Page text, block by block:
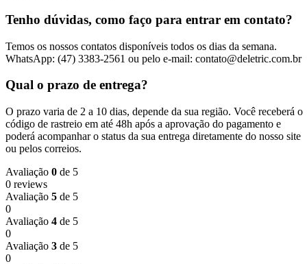
Tenho dúvidas, como faço para entrar em contato?
Temos os nossos contatos disponíveis todos os dias da semana.
WhatsApp: (47) 3383-2561 ou pelo e-mail: contato@deletric.com.br
Qual o prazo de entrega?
O prazo varia de 2 a 10 dias, depende da sua região. Você receberá o
código de rastreio em até 48h após a aprovação do pagamento e
poderá acompanhar o status da sua entrega diretamente do nosso site
ou pelos correios.
Avaliação 0 de 5
0 reviews
Avaliação 5 de 5
0
Avaliação 4 de 5
0
Avaliação 3 de 5
0